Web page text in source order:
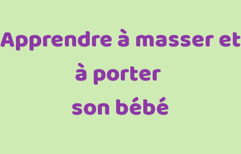
Apprendre à masser et
à porter
son bébé